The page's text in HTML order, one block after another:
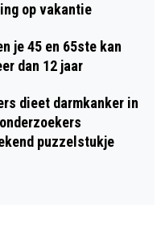
op vakantie
je 45 en 65ste kan
dan 12 jaar
dieet darmkanker in
puzzelstukje